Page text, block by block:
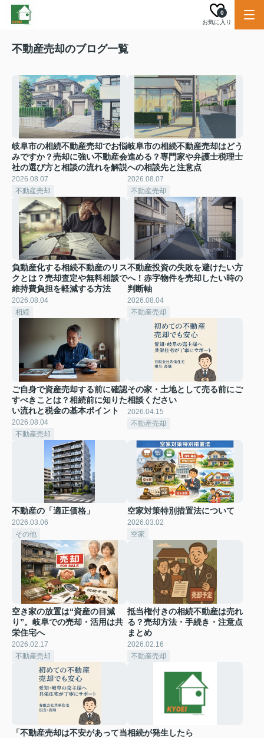
お気に入り
0
不動産売却のブログ一覧
岐阜市の相続不動産売却でお悩
みですか？売却に強い不動産会
社の選び方と相談の流れを解説
2026.08.07
不動産売却
岐阜市の相続不動産売却はどう
進める？専門家や弁護士税理士
への相談先と注意点
2026.08.07
不動産売却
負動産化する相続不動産のリス
クとは？売却査定や無料相談で
維持費負担を軽減する方法
2026.08.04
相続
不動産投資の失敗を避けたい方
へ！赤字物件を売却したい時の
判断軸
2026.08.04
不動産売却
ご自身で資産売却する前に確認
すべきことは？相続前に知りた
い流れと税金の基本ポイント
2026.08.04
不動産売却
その家・土地として売る前にご
相談ください
2026.04.15
不動産売却
不動産の「適正価格」
2026.03.06
その他
空家対策特別措置法について
2026.03.02
空家
空き家の放置は“資産の目減
り”。岐阜での売却・活用は共
栄住宅へ
2026.02.17
不動産売却
抵当権付きの相続不動産は売れ
る？売却方法・手続き・注意点
まとめ
2026.02.16
不動産売却
「不動産売却は不安があって当相続が発生したら